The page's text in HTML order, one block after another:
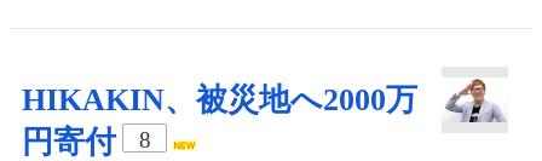
HIKAKIN、被災地へ2000万
円寄付
8